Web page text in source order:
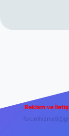
Reklam ve